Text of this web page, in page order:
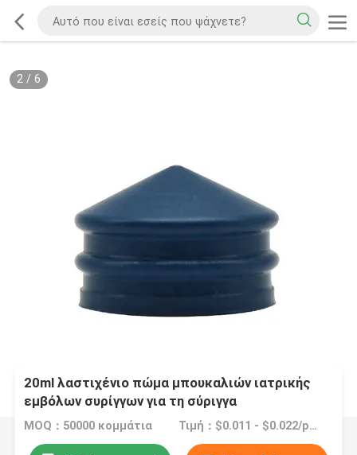
2/ 6
20ml λαστιχένιο πώμα μπουκαλιών ιατρικής
εμβόλων συρίγγων για τη σύριγγα
MOQ：50000 κομμάτια Τιμή：$0.011 - $0.022/pieces